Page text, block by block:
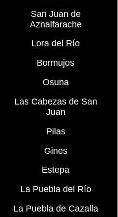
San Juan de
Aznalfarache
Lora del Río
Bormujos
Osuna
Las Cabezas de San
Juan
Pilas
Gines
Estepa
La Puebla del Río
La Puebla de Cazalla